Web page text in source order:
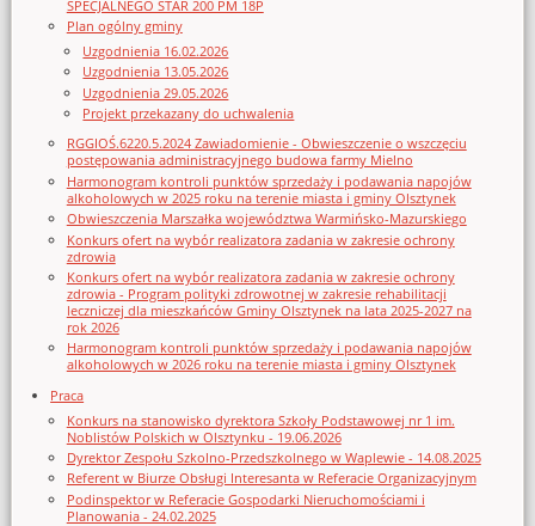
SPECJALNEGO STAR 200 PM 18P
Plan ogólny gminy
Uzgodnienia 16.02.2026
Uzgodnienia 13.05.2026
Uzgodnienia 29.05.2026
Projekt przekazany do uchwalenia
RGGIOŚ.6220.5.2024 Zawiadomienie - Obwieszczenie o wszczęciu
postępowania administracyjnego budowa farmy Mielno
Harmonogram kontroli punktów sprzedaży i podawania napojów
alkoholowych w 2025 roku na terenie miasta i gminy Olsztynek
Obwieszczenia Marszałka województwa Warmińsko-Mazurskiego
Konkurs ofert na wybór realizatora zadania w zakresie ochrony
zdrowia
Konkurs ofert na wybór realizatora zadania w zakresie ochrony
zdrowia - Program polityki zdrowotnej w zakresie rehabilitacji
leczniczej dla mieszkańców Gminy Olsztynek na lata 2025-2027 na
rok 2026
Harmonogram kontroli punktów sprzedaży i podawania napojów
alkoholowych w 2026 roku na terenie miasta i gminy Olsztynek
Praca
Konkurs na stanowisko dyrektora Szkoły Podstawowej nr 1 im.
Noblistów Polskich w Olsztynku - 19.06.2026
Dyrektor Zespołu Szkolno-Przedszkolnego w Waplewie - 14.08.2025
Referent w Biurze Obsługi Interesanta w Referacie Organizacyjnym
Podinspektor w Referacie Gospodarki Nieruchomościami i
Planowania - 24.02.2025